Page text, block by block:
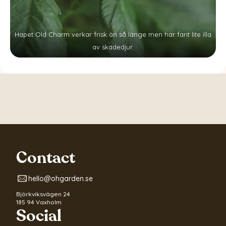
Hapet Old Charm verkar frisk än så länge men har farit lite illa
av skadedjur.
Contact
hello@ohgarden.se
Björkviksvägen 24
185 94 Vaxholm
Social